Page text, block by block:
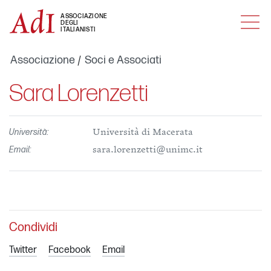
ASSOCIAZIONE
DEGLI
ITALIANISTI
MENU
Associazione Soci e Associati
Sara Lorenzetti
Università:
Università di Macerata
Email:
sara.lorenzetti@unimc.it
Condividi
Twitter Facebook Email